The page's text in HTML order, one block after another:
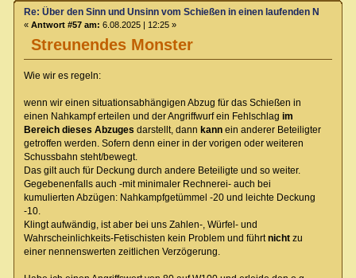
Streunendes Monster
Re: Über den Sinn und Unsinn vom Schießen in einen laufenden
« Antwort #57 am: 6.08.2025 | 12:25 »
Wie wir es regeln:
wenn wir einen situationsabhängigen Abzug für das Schießen in
einen Nahkampf erteilen und der Angriffwurf ein Fehlschlag im
Bereich dieses Abzuges darstellt, dann kannein anderer Beteiligter
getroffen werden. Sofern denn einer in der vorigen oder weiteren
Schussbahn steht/bewegt.
Das gilt auch für Deckung durch andere Beteiligte und so weiter.
Gegebenenfalls auch -mit minimaler Rechnerei- auch bei
kumulierten Abzügen: Nahkampfgetümmel -20 und leichte Deckung
-10.
Klingt aufwändig, ist aber bei uns Zahlen-, Würfel- und
Wahrscheinlichkeits-Fetischisten kein Problem und führtnichtzu
einer nennenswerten zeitlichen Verzögerung.